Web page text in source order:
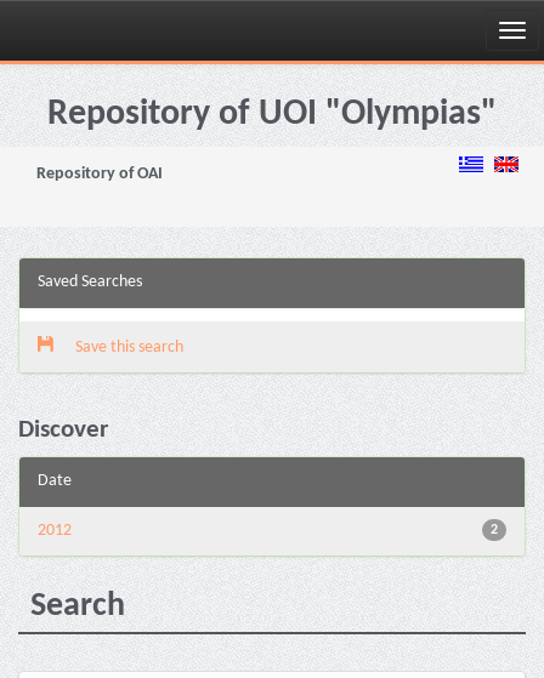
Skip
navigationRepository of UOI "Olympias"
Repository of OAI
Saved Searches
Save this search
Discover
Date
2
2012
Search